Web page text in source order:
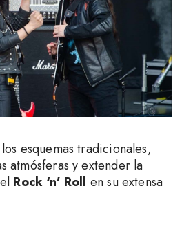
esquemas tradicionales,
atmósferas y extender la
Rock ‘n’ Roll en su extensa